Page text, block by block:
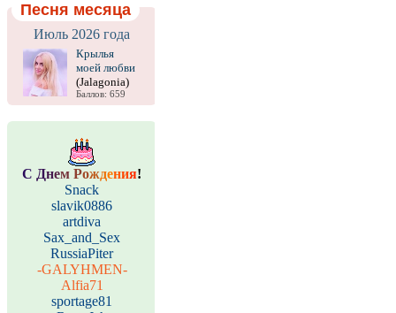
Песня месяца
Июль 2026 года
Крылья
моей любви
(Jalagonia)
Баллов: 659
С Днем Рождения!
Snack
slavik0886
artdiva
Sax_and_Sex
RussiaPiter
-GALYHMEN-
Alfia71
sportage81